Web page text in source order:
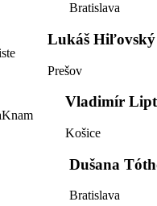
Bratislava
Lukáš Hiľovský
Prešov
Vladimír
Košice
Dušana
Bratislava